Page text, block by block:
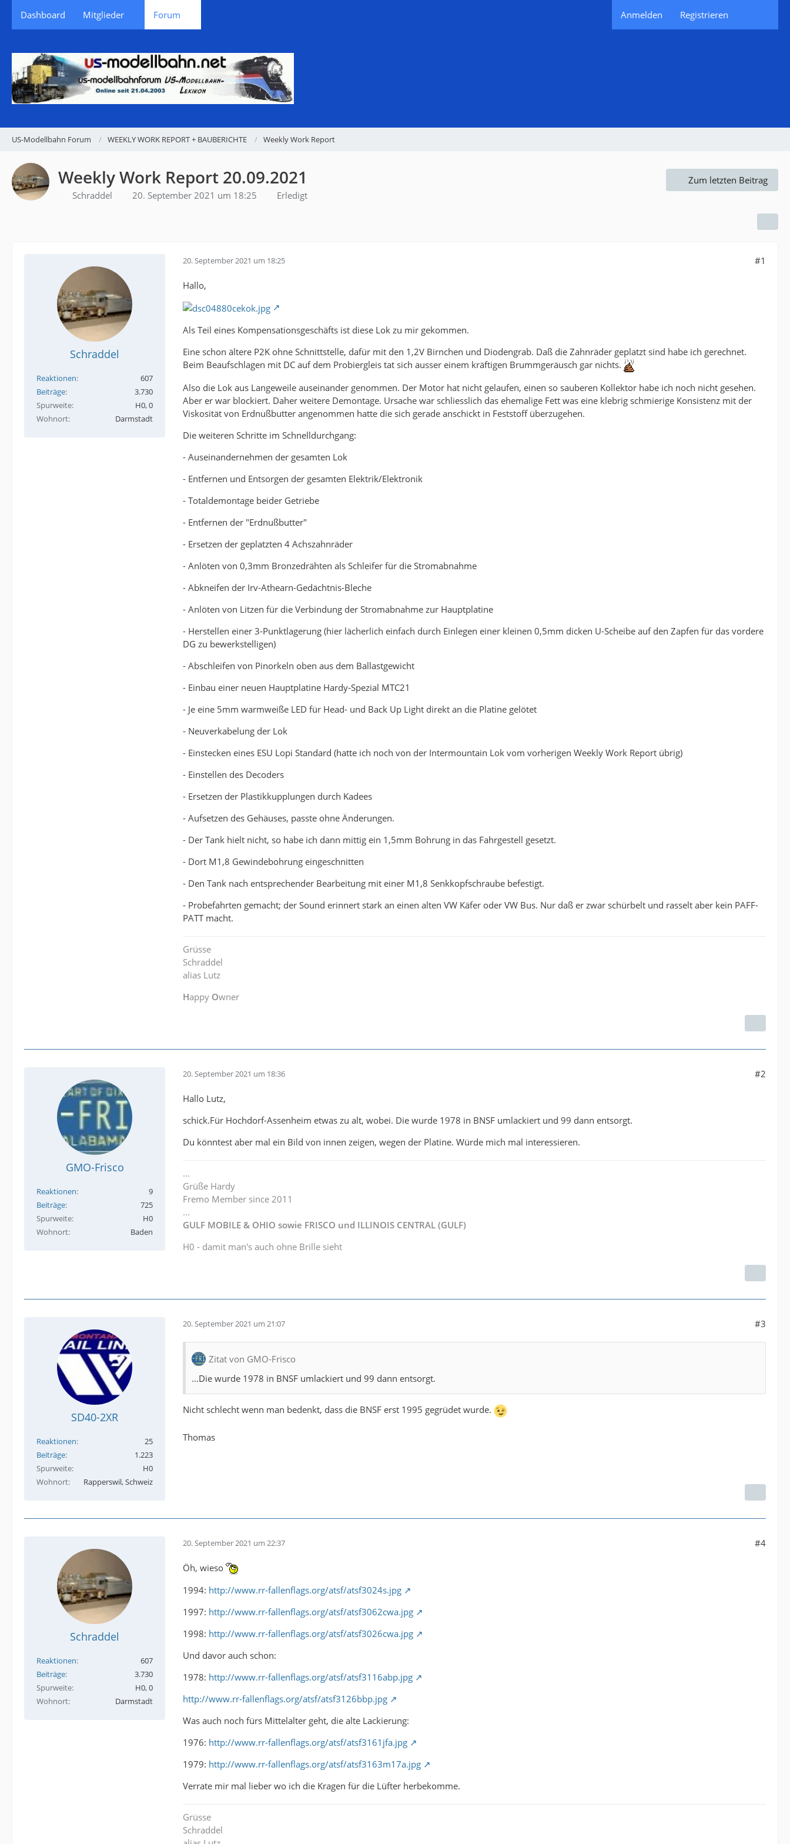
Dashboard Mitglieder Forum Anmelden Registrieren
US-Modellbahn Forum WEEKLY WORK REPORT + BAUBERICHTE Weekly Work Report
Weekly Work Report 20.09.2021
Schraddel 20. September 2021 um 18:25 Erledigt
Zum letzten Beitrag
Schraddel
Reaktionen
607
Beiträge
3.730
Spurweite
H0, 0
Wohnort
Darmstadt
20. September 2021 um 18:25 #1
Hallo,
Als Teil eines Kompensationsgeschäfts ist diese Lok zu mir gekommen.
Eine schon ältere P2K ohne Schnittstelle, dafür mit den 1,2V Birnchen und Diodengrab. Daß die Zahnräder geplatzt sind habe ich gerechnet.
Beim Beaufschlagen mit DC auf dem Probiergleis tat sich ausser einem kräftigen Brummgeräusch gar nichts.
Also die Lok aus Langeweile auseinander genommen. Der Motor hat nicht gelaufen, einen so sauberen Kollektor habe ich noch nicht gesehen.
Aber er war blockiert. Daher weitere Demontage. Ursache war schliesslich das ehemalige Fett was eine klebrig schmierige Konsistenz mit der
Viskosität von Erdnußbutter angenommen hatte die sich gerade anschickt in Feststoff überzugehen.
Die weiteren Schritte im Schnelldurchgang:
- Auseinandernehmen der gesamten Lok
- Entfernen und Entsorgen der gesamten Elektrik/Elektronik
- Totaldemontage beider Getriebe
- Entfernen der "Erdnußbutter"
- Ersetzen der geplatzten 4 Achszahnräder
- Anlöten von 0,3mm Bronzedrähten als Schleifer für die Stromabnahme
- Abkneifen der Irv-Athearn-Gedächtnis-Bleche
- Anlöten von Litzen für die Verbindung der Stromabnahme zur Hauptplatine
- Herstellen einer 3-Punktlagerung (hier lächerlich einfach durch Einlegen einer kleinen 0,5mm dicken U-Scheibe auf den Zapfen für das vordere
DG zu bewerkstelligen)
- Abschleifen von Pinorkeln oben aus dem Ballastgewicht
- Einbau einer neuen Hauptplatine Hardy-Spezial MTC21
- Je eine 5mm warmweiße LED für Head- und Back Up Light direkt an die Platine gelötet
- Neuverkabelung der Lok
- Einstecken eines ESU Lopi Standard (hatte ich noch von der Intermountain Lok vom vorherigen Weekly Work Report übrig)
- Einstellen des Decoders
- Ersetzen der Plastikkupplungen durch Kadees
- Aufsetzen des Gehäuses, passte ohne Änderungen.
- Der Tank hielt nicht, so habe ich dann mittig ein 1,5mm Bohrung in das Fahrgestell gesetzt.
- Dort M1,8 Gewindebohrung eingeschnitten
- Den Tank nach entsprechender Bearbeitung mit einer M1,8 Senkkopfschraube befestigt.
- Probefahrten gemacht; der Sound erinnert stark an einen alten VW Käfer oder VW Bus. Nur daß er zwar schürbelt und rasselt aber kein PAFF-
PATT macht.
Grüsse
Schraddel
alias Lutz
Happy Owner
GMO-Frisco
Reaktionen
9
Beiträge
725
Spurweite
H0
Wohnort
Baden
20. September 2021 um 18:36 #2
Hallo Lutz,
schick.Für Hochdorf-Assenheim etwas zu alt, wobei. Die wurde 1978 in BNSF umlackiert und 99 dann entsorgt.
Du könntest aber mal ein Bild von innen zeigen, wegen der Platine. Würde mich mal interessieren.
...
Grüße Hardy
Fremo Member since 2011
...
GULF MOBILE & OHIO sowie FRISCO und ILLINOIS CENTRAL (GULF)
H0 - damit man's auch ohne Brille sieht
SD40-2XR
Reaktionen
25
Beiträge
1.223
Spurweite
H0
Wohnort
Rapperswil, Schweiz
20. September 2021 um 21:07 #3
Zitat von GMO-Frisco
...Die wurde 1978 in BNSF umlackiert und 99 dann entsorgt.
Nicht schlecht wenn man bedenkt, dass die BNSF erst 1995 gegrüdet wurde.
Thomas
Schraddel
Reaktionen
607
Beiträge
3.730
Spurweite
H0, 0
Wohnort
Darmstadt
20. September 2021 um 22:37 #4
Öh, wieso
1994: http://www.rr-fallenflags.org/atsf/atsf3024s.jpg
1997: http://www.rr-fallenflags.org/atsf/atsf3062cwa.jpg
1998: http://www.rr-fallenflags.org/atsf/atsf3026cwa.jpg
Und davor auch schon:
1978: http://www.rr-fallenflags.org/atsf/atsf3116abp.jpg
http://www.rr-fallenflags.org/atsf/atsf3126bbp.jpg
Was auch noch fürs Mittelalter geht, die alte Lackierung:
1976: http://www.rr-fallenflags.org/atsf/atsf3161jfa.jpg
1979: http://www.rr-fallenflags.org/atsf/atsf3163m17a.jpg
Verrate mir mal lieber wo ich die Kragen für die Lüfter herbekomme.
Grüsse
Schraddel